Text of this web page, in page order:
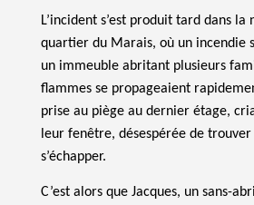
L’incident s’est produit tard dans la
quartier du Marais, où un incendie
un immeuble abritant plusieurs
flammes se propageaient
prise au piège au dernier étage,
leur fenêtre, désespérée de
s’échapper.
C’est alors que Jacques, un sans-